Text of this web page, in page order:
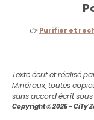
👉 Purifier et
Texte écrit et réalisé
Minéraux, toutes
sans accord écrit
Copyright © 2025 -